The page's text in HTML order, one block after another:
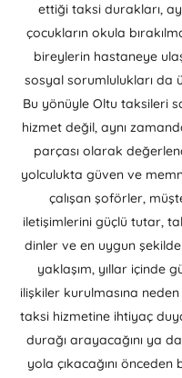
ettiği taksi durakları,
çocukların okula
bireylerin hastaneye
sosyal sorumlulukları da
Bu yönüyle Oltu taksileri
hizmet değil, aynı
parçası olarak
yolculukta güven ve
çalışan şoförler,
iletişimlerini güçlü tutar,
dinler ve en uygun şekilde
yaklaşım, yıllar içinde
ilişkiler kurulmasına
taksi hizmetine ihtiyaç
durağı arayacağını ya
yola çıkacağını önceden